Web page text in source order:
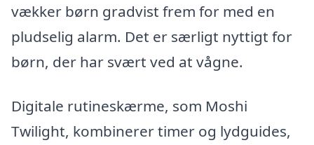
vækker børn gradvist frem for med en
pludselig alarm. Det er særligt nyttigt for
børn, der har svært ved at vågne.
Digitale rutineskærme, som Moshi
Twilight, kombinerer timer og lydguides,